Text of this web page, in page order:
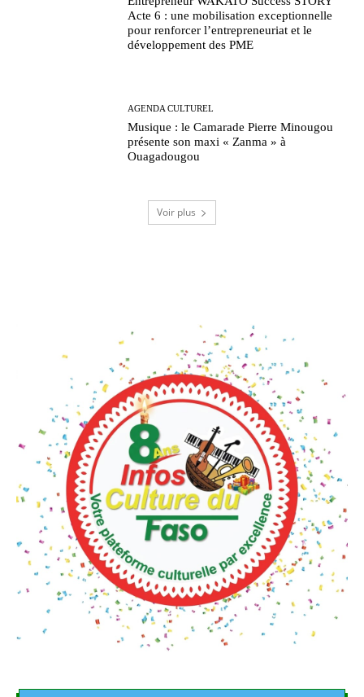
Acte 6 : une mobilisation exceptionnelle
pour renforcer l’entrepreneuriat et le
développement des PME
AGENDA CULTUREL
Musique : le Camarade Pierre Minougou
présente son maxi « Zanma » à
Ouagadougou
Voir plus